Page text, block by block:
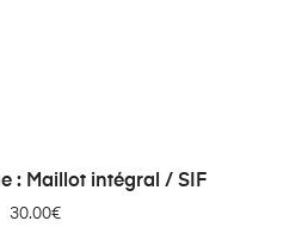
AU PANIER
: Maillot intégral / SIF
30.00€